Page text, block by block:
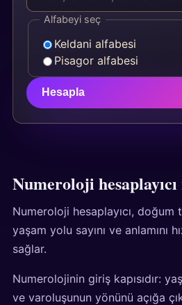
Alfabeyi seç
Keldani alfabesi
Pisagor alfabesi
Hesapla
Numeroloji
Numeroloji hesaplayıcı, doğum
yaşam yolu sayını ve anlamını
sağlar.
Numerolojinin giriş kapısıdır:
ve varoluşunun yönünü açığa